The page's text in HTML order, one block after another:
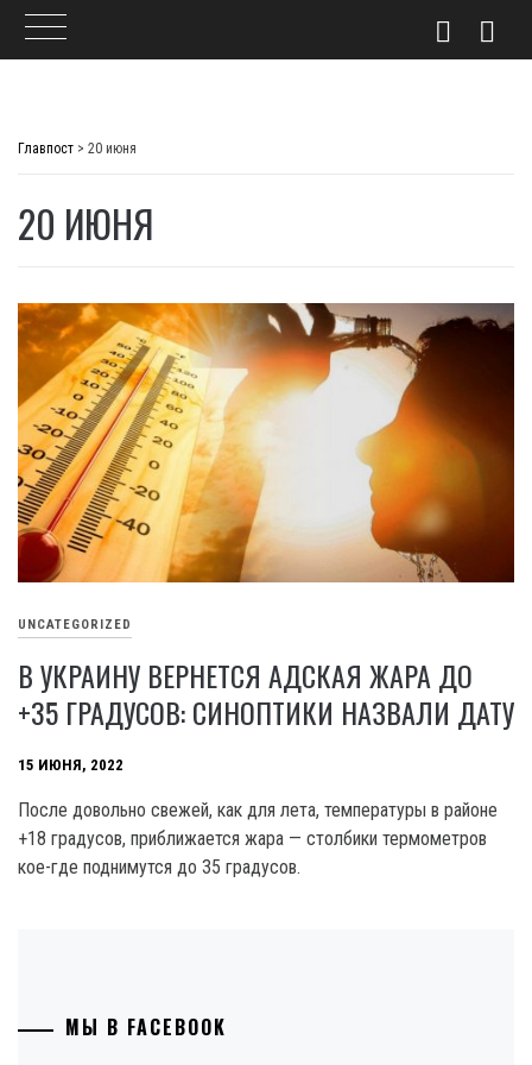
Главпост > 20 июня
20 ИЮНЯ
UNCATEGORIZED
В УКРАИНУ ВЕРНЕТСЯ АДСКАЯ ЖАРА ДО
+35 ГРАДУСОВ: СИНОПТИКИ НАЗВАЛИ ДАТУ
15 ИЮНЯ, 2022
После довольно свежей, как для лета, температуры в районе
+18 градусов, приближается жара — столбики термометров
кое-где поднимутся до 35 градусов.
МЫ В FACEBOOK